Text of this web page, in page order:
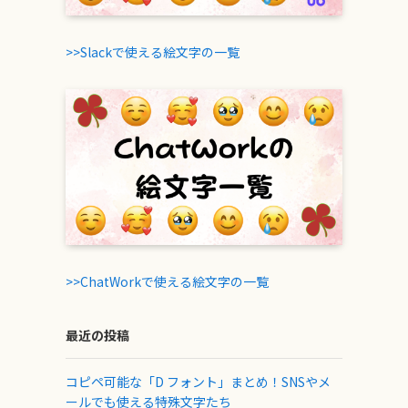
>>Slackで使える絵文字の一覧
>>ChatWorkで使える絵文字の一覧
最近の投稿
コピペ可能な「D フォント」まとめ！SNSやメ
ールでも使える特殊文字たち